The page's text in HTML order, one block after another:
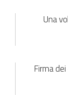
Una
Firma